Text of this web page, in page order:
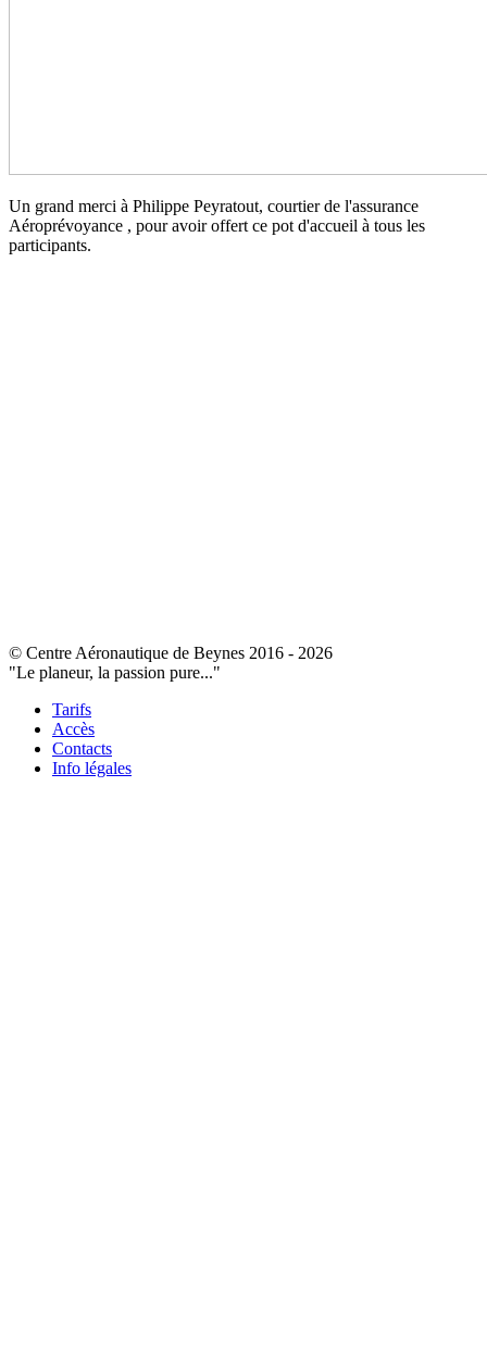
Un grand merci à Philippe Peyratout, courtier de l'assurance
Aéroprévoyance , pour avoir offert ce pot d'accueil à tous les
participants.
© Centre Aéronautique de Beynes 2016 - 2026
"Le planeur, la passion pure..."
Tarifs
Accès
Contacts
Info légales